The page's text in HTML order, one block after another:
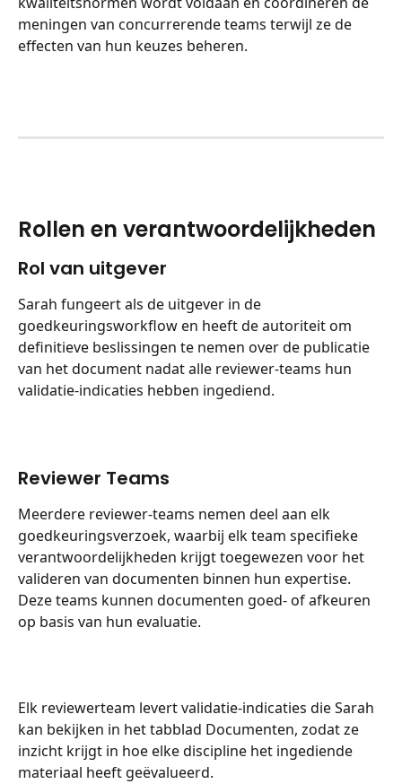
meningen van concurrerende teams terwijl ze de
effecten van hun keuzes beheren.
Rollen en verantwoordelijkheden
Rol van uitgever
Sarah fungeert als de uitgever in de
goedkeuringsworkflow en heeft de autoriteit om
definitieve beslissingen te nemen over de publicatie
van het document nadat alle reviewer-teams hun
validatie-indicaties hebben ingediend.
Reviewer Teams
Meerdere reviewer-teams nemen deel aan elk
goedkeuringsverzoek, waarbij elk team specifieke
verantwoordelijkheden krijgt toegewezen voor het
valideren van documenten binnen hun expertise.
Deze teams kunnen documenten goed- of afkeuren
op basis van hun evaluatie.
Elk reviewerteam levert validatie-indicaties die Sarah
kan bekijken in het tabblad Documenten, zodat ze
inzicht krijgt in hoe elke discipline het ingediende
materiaal heeft geëvalueerd.